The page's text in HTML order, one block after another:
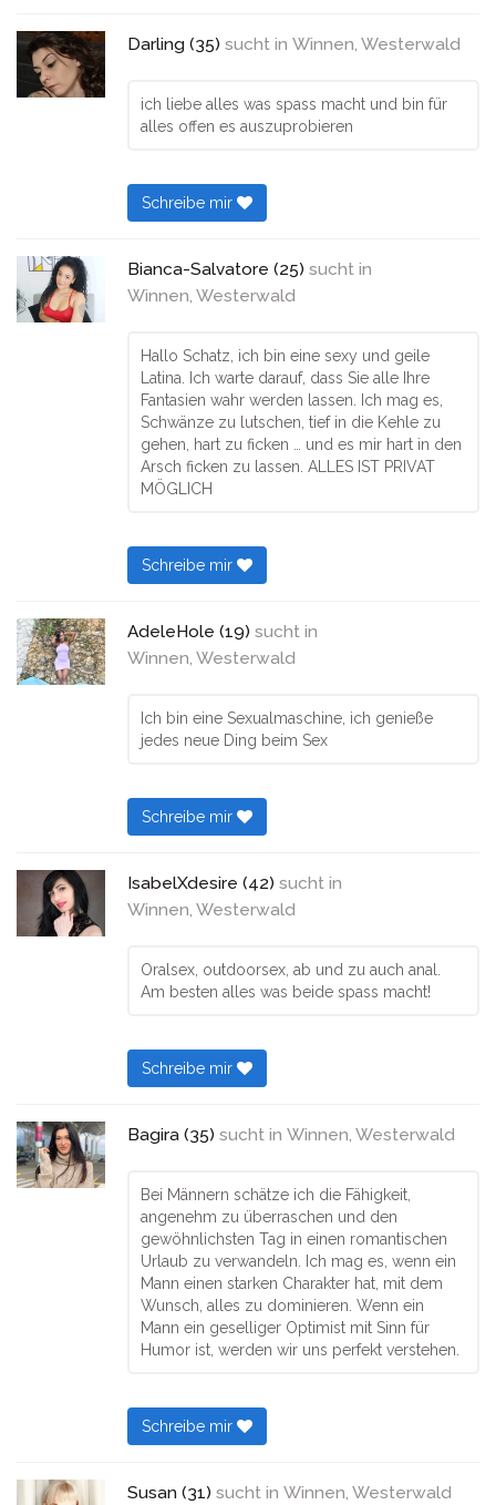
Darling (35) sucht in Winnen, Westerwald
ich liebe alles was spass macht und bin für
alles offen es auszuprobieren
Schreibe mir
Bianca-Salvatore (25) sucht in
Winnen, Westerwald
Hallo Schatz, ich bin eine sexy und geile
Latina. Ich warte darauf, dass Sie alle Ihre
Fantasien wahr werden lassen. Ich mag es,
Schwänze zu lutschen, tief in die Kehle zu
gehen, hart zu ficken … und es mir hart in den
Arsch ficken zu lassen. ALLES IST PRIVAT
MÖGLICH
Schreibe mir
AdeleHole (19) sucht in
Winnen, Westerwald
Ich bin eine Sexualmaschine, ich genieße
jedes neue Ding beim Sex
Schreibe mir
IsabelXdesire (42) sucht in
Winnen, Westerwald
Oralsex, outdoorsex, ab und zu auch anal.
Am besten alles was beide spass macht!
Schreibe mir
Bagira (35) sucht in Winnen, Westerwald
Bei Männern schätze ich die Fähigkeit,
angenehm zu überraschen und den
gewöhnlichsten Tag in einen romantischen
Urlaub zu verwandeln. Ich mag es, wenn ein
Mann einen starken Charakter hat, mit dem
Wunsch, alles zu dominieren. Wenn ein
Mann ein geselliger Optimist mit Sinn für
Humor ist, werden wir uns perfekt verstehen.
Schreibe mir
Susan (31) sucht in Winnen, Westerwald